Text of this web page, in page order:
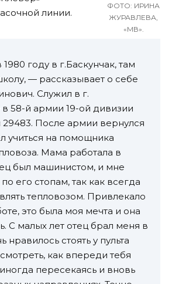
ФОТО: ИРИНА
ЖУРАВЛЕВА,
«МВ».
линии.
году в г.Баскунчак, там
— рассказывает о себе
Служил в г.
в 58-й армии 19-ой дивизии
После армии вернулся
учиться на помощника
Мама работала в
был машинистом, и мне
его стопам, так как всегда
тепловозом. Привлекало
это была моя мечта и она
С малых лет отец брал меня в
нравилось стоять у пульта
как впереди тебя
пересекаясь и вновь